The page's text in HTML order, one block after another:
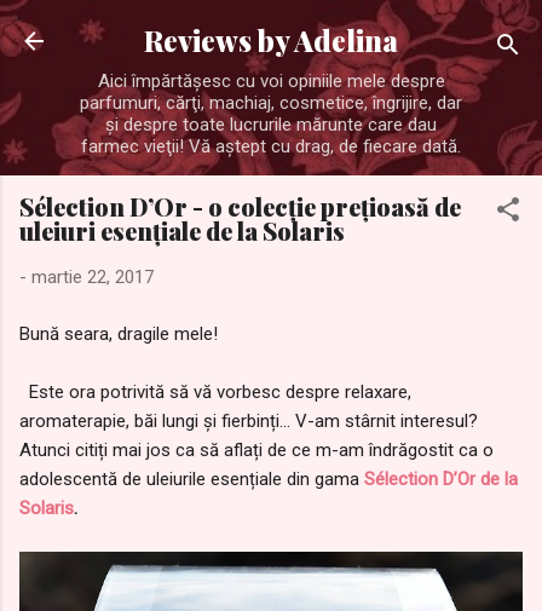
Treceți la conținutul principal
Reviews by Adelina
Aici împărtăşesc cu voi opiniile mele despre
parfumuri, cărţi, machiaj, cosmetice, îngrijire, dar
şi despre toate lucrurile mărunte care dau
farmec vieţii! Vă aştept cu drag, de fiecare dată.
Sélection D’Or - o colecție prețioasă de
uleiuri esențiale de la Solaris
- martie 22, 2017
Bună seara, dragile mele!
Este ora potrivită să vă vorbesc despre relaxare,
aromaterapie, băi lungi și fierbinți... V-am stârnit interesul?
Atunci citiți mai jos ca să aflați de ce m-am îndrăgostit ca o
adolescentă de uleiurile esențiale din gama Sélection D’Or de la
Solaris.